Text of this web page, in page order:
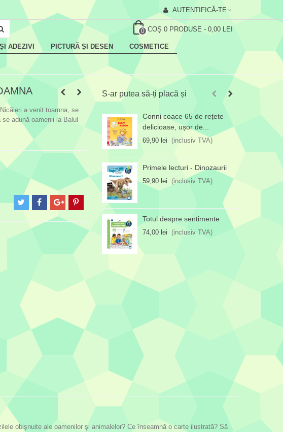
AUTENTIFICĂ-TE
0 COȘ 0 PRODUSE - 0,00 LEI
ADEZIVI PICTURĂ ȘI DESEN COSMETICE
a venit toamna, se
adună oamenii la Balul
S-ar putea să-ți placă și
Conni coace 65 de rețete
delicioase, ușor de...
69,90 lei (inclusiv TVA)
Primele lecturi - Dinozaurii
59,90 lei (inclusiv TVA)
Totul despre sentimente
74,00 lei (inclusiv TVA)
obişnuite ale oamenilor şi animalelor? Ce înseamnă o carte ilustrată? Să